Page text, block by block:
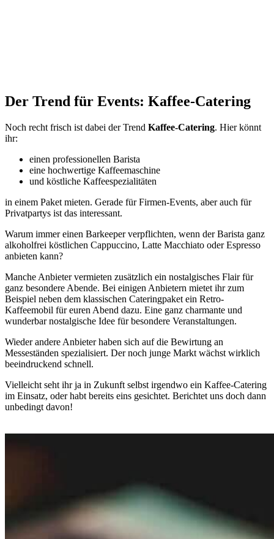
Der Trend für Events: Kaffee-Catering
Noch recht frisch ist dabei der Trend Kaffee-Catering. Hier könnt
ihr:
einen professionellen Barista
eine hochwertige Kaffeemaschine
und köstliche Kaffeespezialitäten
in einem Paket mieten. Gerade für Firmen-Events, aber auch für
Privatpartys ist das interessant.
Warum immer einen Barkeeper verpflichten, wenn der Barista ganz
alkoholfrei köstlichen Cappuccino, Latte Macchiato oder Espresso
anbieten kann?
Manche Anbieter vermieten zusätzlich ein nostalgisches Flair für
ganz besondere Abende. Bei einigen Anbietern mietet ihr zum
Beispiel neben dem klassischen Cateringpaket ein Retro-
Kaffeemobil für euren Abend dazu. Eine ganz charmante und
wunderbar nostalgische Idee für besondere Veranstaltungen.
Wieder andere Anbieter haben sich auf die Bewirtung an
Messeständen spezialisiert. Der noch junge Markt wächst wirklich
beeindruckend schnell.
Vielleicht seht ihr ja in Zukunft selbst irgendwo ein Kaffee-Catering
im Einsatz, oder habt bereits eins gesichtet. Berichtet uns doch dann
unbedingt davon!